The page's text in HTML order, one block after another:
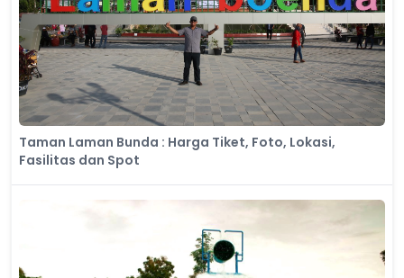
Taman Laman Bunda : Harga Tiket, Foto, Lokasi,
Fasilitas dan Spot